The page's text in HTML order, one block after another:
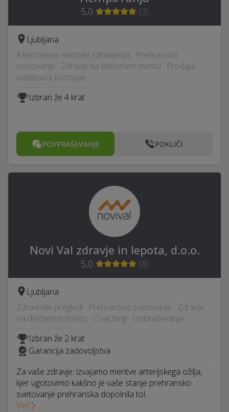
5,0 (3)
Ljubljana
Alternativne metode zdravljenja · Prehransko
svetovanje · Zdravje na delovnem mestu · Prodaja
izdelkov iz konoplje
Izbran že 4 krat
POVPRAŠEVANJE POKLIČI
Novi Val zdravje in lepota, d.o.o.
5,0 (8)
Ljubljana
Zdravniški pregledi · Prehransko svetovanje · Zdravje
na delovnem mestu · Coaching · Izobraževanje
Izbran že 2 krat
Garancija zadovoljstva
Za vaše zdravje: izvajamo meritve arterijskega ožilja,
kjer ugotovimo kakšno je vaše stanje prehransko
svetovanje prehranska dopolnila tol…
Več